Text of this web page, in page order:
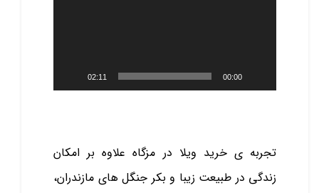
00:00
02:11
تجربه ی خرید ویلا در مزگاه علاوه بر امکان
زندگی در طبیعت زیبا و بکر جنگل های مازندران،